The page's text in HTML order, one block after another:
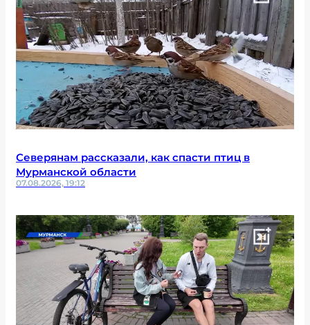
Северянам рассказали, как спасти птиц в
Мурманской области
07.08.2026, 19:12